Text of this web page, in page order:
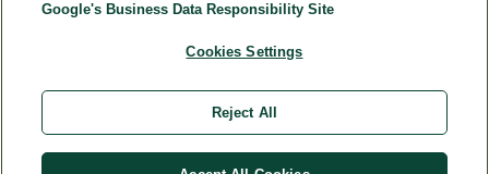
Weleda International © Weleda 2026
Google's Business Data Responsibility Site
Cookies Settings
Reject All